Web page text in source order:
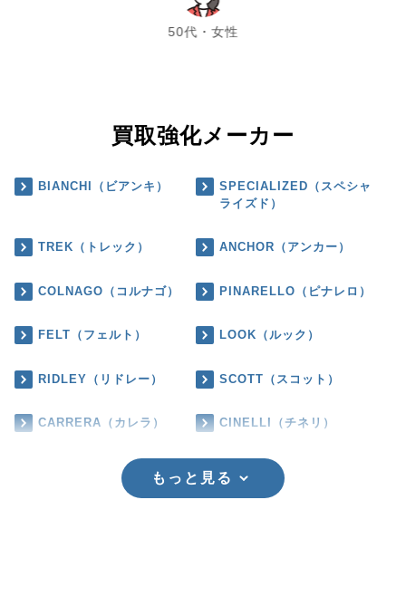
50代・女性
買取強化メーカー
BIANCHI（ビアンキ）
SPECIALIZED（スペシャ
ライズド）
TREK（トレック） ANCHOR（アンカー）
COLNAGO（コルナゴ） PINARELLO（ピナレロ）
FELT（フェルト） LOOK（ルック）
RIDLEY（リドレー） SCOTT（スコット）
CARRERA（カレラ） CINELLI（チネリ）
もっと見る